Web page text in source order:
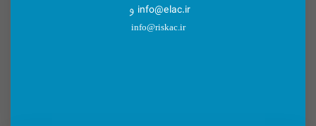
info@elac.ir و
info@riskac.ir